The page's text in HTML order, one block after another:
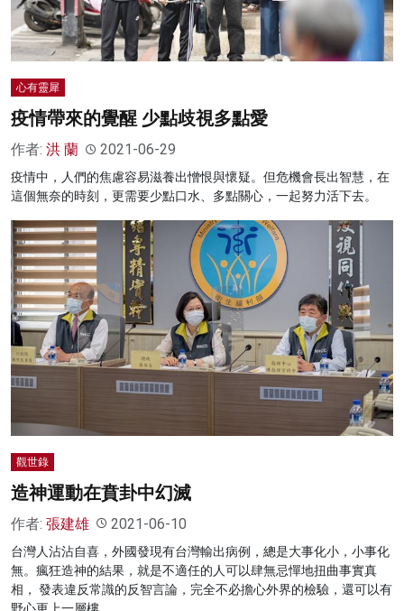
心有靈犀
疫情帶來的覺醒 少點歧視多點愛
作者: 洪 蘭 2021-06-29
疫情中，人們的焦慮容易滋養出憎恨與懷疑。但危機會長出智慧，在
這個無奈的時刻，更需要少點口水、多點關心，一起努力活下去。
觀世錄
造神運動在賁卦中幻滅
作者: 張建雄 2021-06-10
台灣人沾沾自喜，外國發現有台灣輸出病例，總是大事化小，小事化
無。瘋狂造神的結果，就是不適任的人可以肆無忌憚地扭曲事實真
相， 發表違反常識的反智言論，完全不必擔心外界的檢驗，還可以有